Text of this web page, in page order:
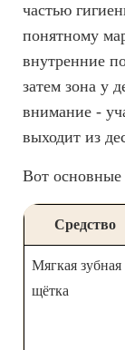
частью
понятному
внутренние
затем зона у
внимание -
выходит из
Вот
Средство
Мягкая зубная
щётка